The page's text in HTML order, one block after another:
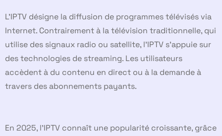
L’IPTV désigne la diffusion de programmes télévisés via
Internet. Contrairement à la télévision traditionnelle, qui
utilise des signaux radio ou satellite, l’IPTV s’appuie sur
des technologies de streaming. Les utilisateurs
accèdent à du contenu en direct ou à la demande à
travers des abonnements payants.
En 2025, l’IPTV connaît une popularité croissante, grâce